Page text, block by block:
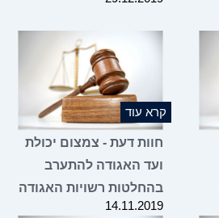
קרא עוד
חוות דעת - צמצום יכולת
ועד האגודה להתערב
בהחלטות רשויות האגודה
14.11.2019